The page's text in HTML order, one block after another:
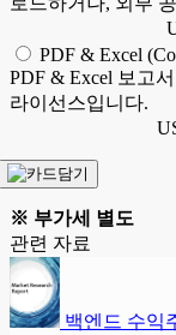
PDF & Excel
PDF & Excel 보고
라이선스입니다.
※ 부가세 별도
관련 자료
백엔드 수익